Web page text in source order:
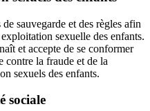
sauvegarde et des règles afin
sexuelle des enfants.
et accepte de se conformer
contre la fraude et de la
sexuels des enfants.
sociale